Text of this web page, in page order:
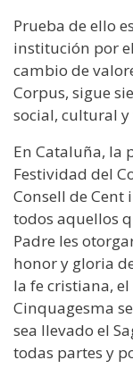
Prueba de ello
institución por
cambio de
Corpus, sigue
social, cultural
En Cataluña, la
Festividad del
Consell de
todos aquellos
Padre les
honor y gloria
la fe cristiana,
Cinquagesma
sea llevado el
todas partes y